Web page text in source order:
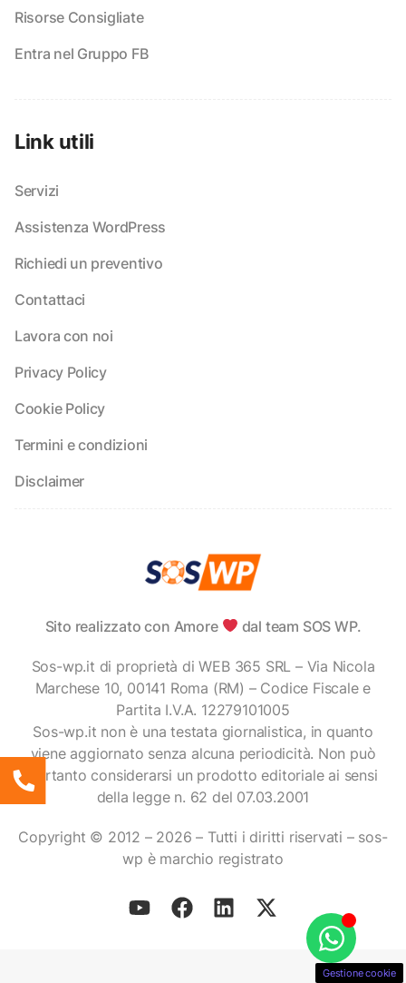
Risorse Consigliate
Entra nel Gruppo FB
Link utili
Servizi
Assistenza WordPress
Richiedi un preventivo
Contattaci
Lavora con noi
Privacy Policy
Cookie Policy
Termini e condizioni
Disclaimer
Sito realizzato con Amore dal team SOS WP.
Sos-wp.it di proprietà di WEB 365 SRL – Via Nicola
Marchese 10, 00141 Roma (RM) – Codice Fiscale e
Partita I.V.A. 12279101005
Sos-wp.it non è una testata giornalistica, in quanto
viene aggiornato senza alcuna periodicità. Non può
pertanto considerarsi un prodotto editoriale ai sensi
della legge n. 62 del 07.03.2001
Copyright © 2012 – 2026 – Tutti i diritti riservati – sos-
wp è marchio registrato
Gestione cookie